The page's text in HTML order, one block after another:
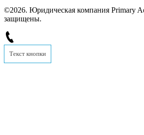
©2026. Юридическая компания Primary
защищены.
Текст кнопки